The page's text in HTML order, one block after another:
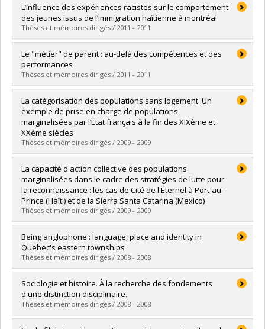
Graduate :Fournier, Aude
Cycle :Master's
Grade :M. Sc.
Lien vers le document dans Papyrus
L’influence des expériences racistes sur le comportement
des jeunes issus de l’immigration haïtienne à montréal
Thèses et mémoires dirigés / 2011 - 2011
Graduate :Pierre, Arcène
Cycle :Master's
Grade :M. Sc.
Lien vers le document dans Papyrus
Le "métier" de parent : au-delà des compétences et des
performances
Thèses et mémoires dirigés / 2011 - 2011
Graduate :Besner, Valérie
Cycle :Master's
Grade :M. Sc.
Lien vers le document dans Papyrus
La catégorisation des populations sans logement. Un
exemple de prise en charge de populations
marginalisées par l’État français à la fin des XIXème et
XXème siècles
Thèses et mémoires dirigés / 2009 - 2009
Graduate :Godrie, Baptiste
Cycle :Master's
Grade :M. Sc.
Lien vers le document dans Papyrus
La capacité d'action collective des populations
marginalisées dans le cadre des stratégies de lutte pour
la reconnaissance : les cas de Cité de l'Éternel à Port-au-
Prince (Haïti) et de la Sierra Santa Catarina (Mexico)
Thèses et mémoires dirigés / 2009 - 2009
Graduate :Louis, Ilionor
Cycle :Doctoral
Grade :Ph. D.
Lien vers le document dans Papyrus
Being anglophone : language, place and identity in
Quebec's eastern townships
Thèses et mémoires dirigés / 2008 - 2008
Graduate :Vieira, Aimée
Cycle :Doctoral
Grade :Ph. D.
Lien vers le document dans Papyrus
Sociologie et histoire. À la recherche des fondements
d'une distinction disciplinaire.
Thèses et mémoires dirigés / 2008 - 2008